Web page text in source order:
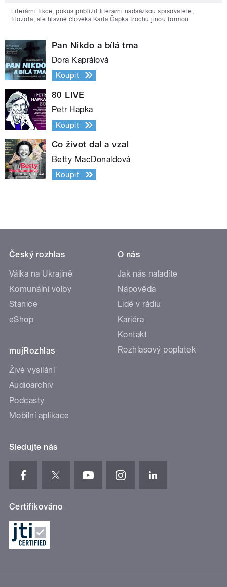
Literární fikce, pokus přiblížit literární nadsázkou spisovatele,
filozofa, ale hlavně člověka Karla Čapka trochu jinou formou.
Pan Nikdo a bílá tma
Dora Kaprálová
Koupit
80 LIVE
Petr Hapka
Koupit
Co život dal a vzal
Betty MacDonaldová
Koupit
Český rozhlas
Válka na Ukrajině
Komunální volby
Stanice
eShop
mujRozhlas
Živé vysílání
Audioarchiv
Podcasty
Mobilní aplikace
O nás
Jak nás naladíte
Nápověda
Lidé v rádiu
Kariéra
Kontakt
Rozhlasový poplatek
Sledujte nás
Certifikováno